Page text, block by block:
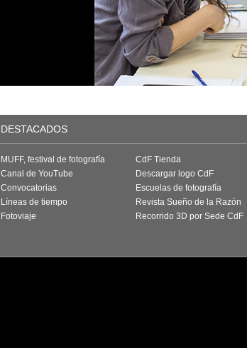
DESTACADOS
MUFF, festival de fotografía
Canal de YouTube
Convocatorias
Líneas de tiempo
Fotoviaje
CdF Tienda
Descargar logo CdF
Escuelas de fotografía
Revista Sueño de la Razón
Recorrido 3D por Sede CdF